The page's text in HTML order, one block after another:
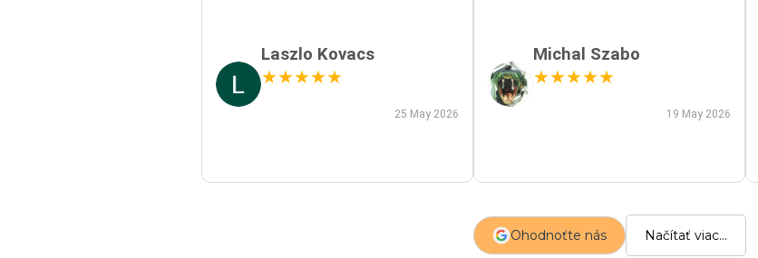
Laszlo Kovacs
★★★★★
25 May 2026
Michal Szabo
★★★★★
19 May 2026
Ohodnoťte nás Načítať viac...